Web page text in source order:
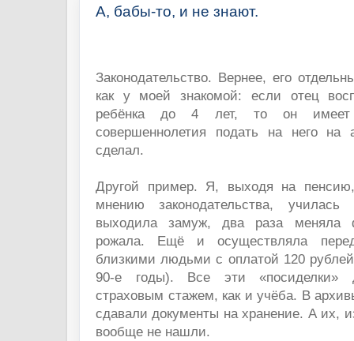
А, бабы-то, и не знают.
Законодательство. Вернее, его
как у моей знакомой: если отец
ребёнка до 4 лет, то он имеет
совершеннолетия подать на него
сделал.
Другой пример. Я, выходя на
мнению законодательства,
выходила замуж, два раза меняла
рожала. Ещё и осуществляла
близкими людьми с оплатой 120
90-е годы). Все эти «посиделки»
страховым стажем, как и учёба. В
сдавали документы на хранение. А их,
вообще не нашли.